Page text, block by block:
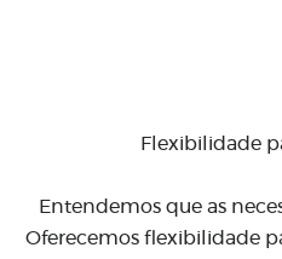
Flexibilidade
Entendemos que as
Oferecemos flexibilidade